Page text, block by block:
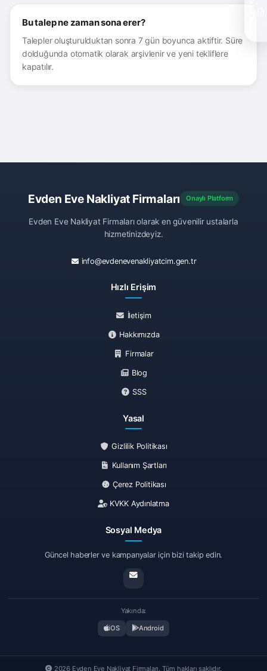
Bu talep ne zaman sona erer?
Talepler oluşturulduktan sonra 7 gün boyunca aktiftir. Süre
dolduğunda otomatik olarak arşivlenir ve yeni tekliflere
kapatılır.
Evden Eve Nakliyat Firmaları Onaylı Platform
Evden Eve Nakliyat Firmaları olarak en güvenilir ustalarla
hizmetinizdeyiz.
info@evdenevenakliyatcim.gen.tr
Hızlı Erişim
İletişim
Hakkımızda
Firmalar
Blog
SSS
Yasal
Gizlilik Politikası
Kullanım Şartları
Çerez Politikası
KVKK Aydınlatma
Sosyal Medya
Güncel haberler ve kampanyalar için bizi takip edin.
Yakında:
iOS Android
2026 Evden Eve Nakliyat Firmaları. Tüm hakları saklıdır.